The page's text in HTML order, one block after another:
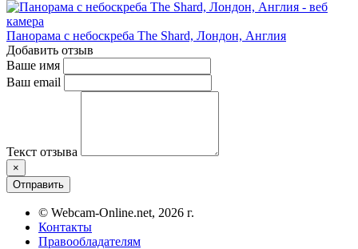
Панорама с небоскреба The Shard, Лондон, Англия
Добавить отзыв
Ваше имя
Ваш email
Текст отзыва
×
Отправить
© Webcam-Online.net, 2026 г.
Контакты
Правообладателям